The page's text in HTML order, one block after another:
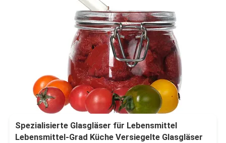
Spezialisierte Glasgläser für Lebensmittel
Lebensmittel-Grad Küche Versiegelte Glasgläser